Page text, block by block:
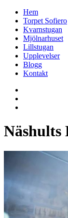
Hem
Torpet Sofiero
Kvarnstugan
Mjölnarhuset
Lillstugan
Upplevelser
Blogg
Kontakt
Näshults